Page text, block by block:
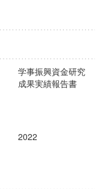
学事振興資金研究
成果実績報告書
2022